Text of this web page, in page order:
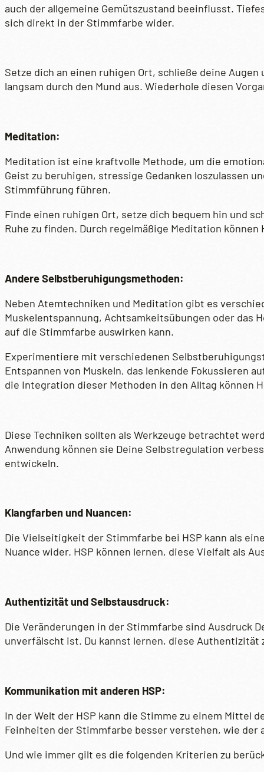
auch der allgemeine Gemütszustand beeinflusst.
sich direkt in der Stimmfarbe wider.
Setze dich an einen ruhigen Ort, schließe deine
langsam durch den Mund aus. Wiederhole diesen
Meditation:
Meditation ist eine kraftvolle Methode, um die
Geist zu beruhigen, stressige Gedanken loszulassen
Stimmführung führen.
Finde einen ruhigen Ort, setze dich bequem hin und
Ruhe zu finden. Durch regelmäßige Meditation
Andere Selbstberuhigungsmethoden:
Neben Atemtechniken und Meditation gibt es
Muskelentspannung, Achtsamkeitsübungen oder das
auf die Stimmfarbe auswirken kann.
Experimentiere mit verschiedenen
Entspannen von Muskeln, das lenkende Fokussieren
die Integration dieser Methoden in den Alltag können
Diese Techniken sollten als Werkzeuge betrachtet
Anwendung können sie Deine Selbstregulation
entwickeln.
Klangfarben und Nuancen:
Die Vielseitigkeit der Stimmfarbe bei HSP kann als
Nuance wider. HSP können lernen, diese Vielfalt als
Authentizität und Selbstausdruck:
Die Veränderungen in der Stimmfarbe sind Ausdruck
unverfälscht ist. Du kannst lernen, diese
Kommunikation mit anderen HSP:
In der Welt der HSP kann die Stimme zu einem Mittel
Feinheiten der Stimmfarbe besser verstehen, wie
Und wie immer gilt es die folgenden Kriterien zu